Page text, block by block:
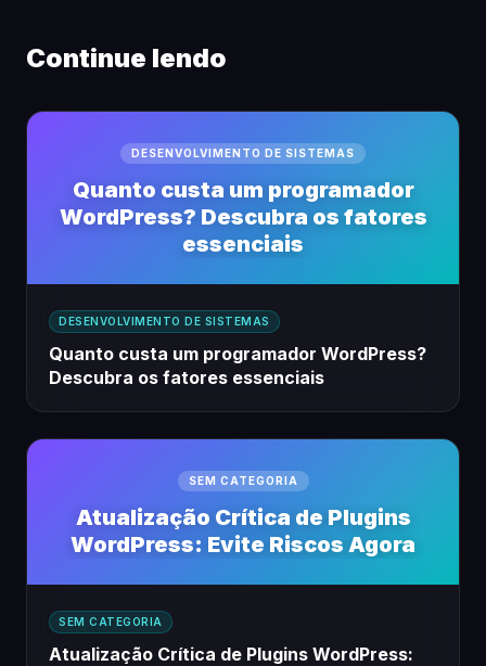
Continue lendo
DESENVOLVIMENTO DE SISTEMAS
Quanto custa um programador
WordPress? Descubra os fatores
essenciais
DESENVOLVIMENTO DE SISTEMAS
Quanto custa um programador WordPress?
Descubra os fatores essenciais
SEM CATEGORIA
Atualização Crítica de Plugins
WordPress: Evite Riscos Agora
SEM CATEGORIA
Atualização Crítica de Plugins WordPress: